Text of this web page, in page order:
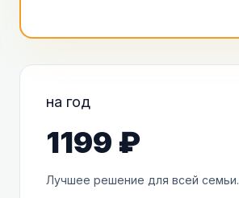
на год
1199 ₽
Лучшее решение для всей семьи.